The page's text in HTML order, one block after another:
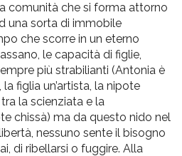
comunità che si forma attorno
una sorta di immobile
che scorre in un eterno
le capacità di figlie,
più strabilianti (Antonia è
figlia un’artista, la nipote
la scienziata e la
chissà) ma da questo nido nel
nessuno sente il bisogno
di ribellarsi o fuggire. Alla